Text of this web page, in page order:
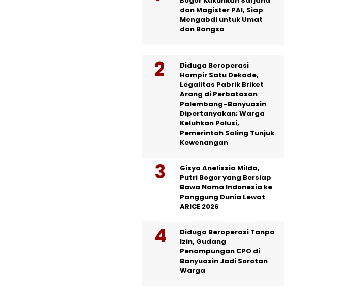
dan Magister PAI, Siap
Mengabdi untuk Umat
dan Bangsa
Diduga Beroperasi
Hampir Satu Dekade,
Legalitas Pabrik Briket
Arang di Perbatasan
Palembang–Banyuasin
Dipertanyakan; Warga
Keluhkan Polusi,
Pemerintah Saling Tunjuk
Kewenangan
Gisya Anelissia Milda,
Putri Bogor yang Bersiap
Bawa Nama Indonesia ke
Panggung Dunia Lewat
ARICE 2026
Diduga Beroperasi Tanpa
Izin, Gudang
Penampungan CPO di
Banyuasin Jadi Sorotan
Warga